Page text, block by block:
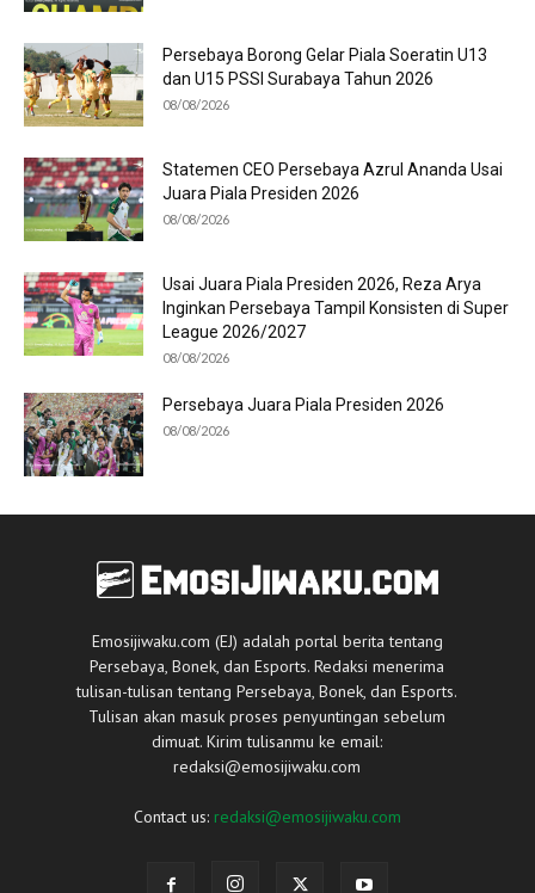
Persebaya Borong Gelar Piala Soeratin U13
dan U15 PSSI Surabaya Tahun 2026
08/08/2026
Statemen CEO Persebaya Azrul Ananda Usai
Juara Piala Presiden 2026
08/08/2026
Usai Juara Piala Presiden 2026, Reza Arya
Inginkan Persebaya Tampil Konsisten di Super
League 2026/2027
08/08/2026
Persebaya Juara Piala Presiden 2026
08/08/2026
Emosijiwaku.com (EJ) adalah portal berita tentang
Persebaya, Bonek, dan Esports. Redaksi menerima
tulisan-tulisan tentang Persebaya, Bonek, dan Esports.
Tulisan akan masuk proses penyuntingan sebelum
dimuat. Kirim tulisanmu ke email:
redaksi@emosijiwaku.com
Contact us: redaksi@emosijiwaku.com